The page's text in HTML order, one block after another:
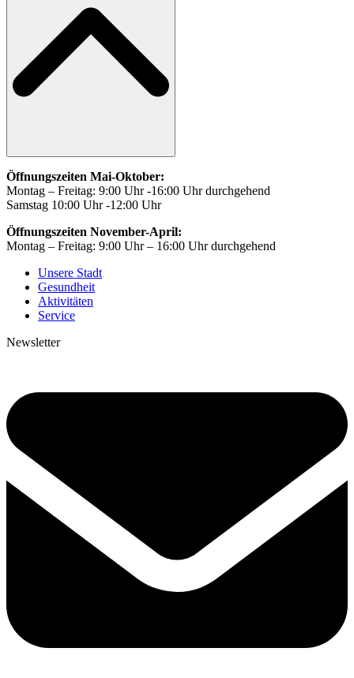
Öffnungszeiten Mai-Oktober:
Montag – Freitag: 9:00 Uhr -16:00 Uhr durchgehend
Samstag 10:00 Uhr -12:00 Uhr
Öffnungszeiten November-April:
Montag – Freitag: 9:00 Uhr – 16:00 Uhr durchgehend
Unsere Stadt
Gesundheit
Aktivitäten
Service
Newsletter